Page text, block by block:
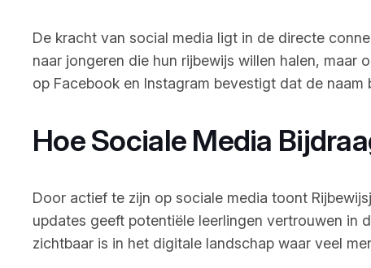
De kracht van social media ligt in de directe
naar jongeren die hun rijbewijs willen halen,
op Facebook en Instagram bevestigt dat de
Hoe Sociale Media
Door actief te zijn op sociale media toont
updates geeft potentiële leerlingen vertrouwen in
zichtbaar is in het digitale landschap waar veel